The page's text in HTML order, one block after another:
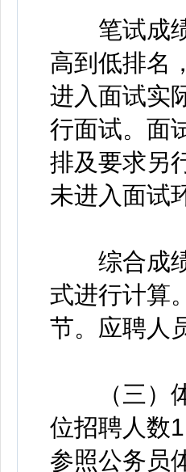
笔试成绩
高到低排名
进入面试实
行面试。面
排及要求另
未进入面试
综合成绩
式进行计算
节。应聘人
（三）体
位招聘人数
参照公务员